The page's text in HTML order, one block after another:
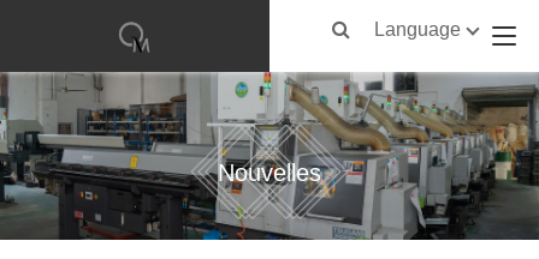
Language
Nouvelles